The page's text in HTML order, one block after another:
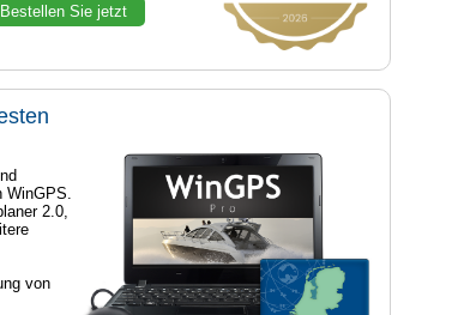
Bestellen Sie jetzt
2.0,
von